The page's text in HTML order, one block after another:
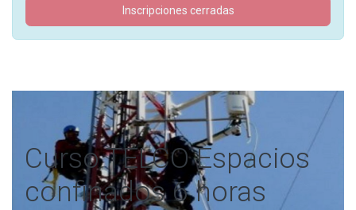
Inscripciones cerradas
Curso TELCO Espacios
confinados 6 horas